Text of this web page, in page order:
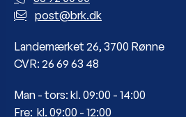
post@brk.dk
Landemærket 26, 3700 Rønne
CVR: 26 69 63 48
Man - tors: kl. 09:00 - 14:00
Fre: kl. 09:00 - 12:00